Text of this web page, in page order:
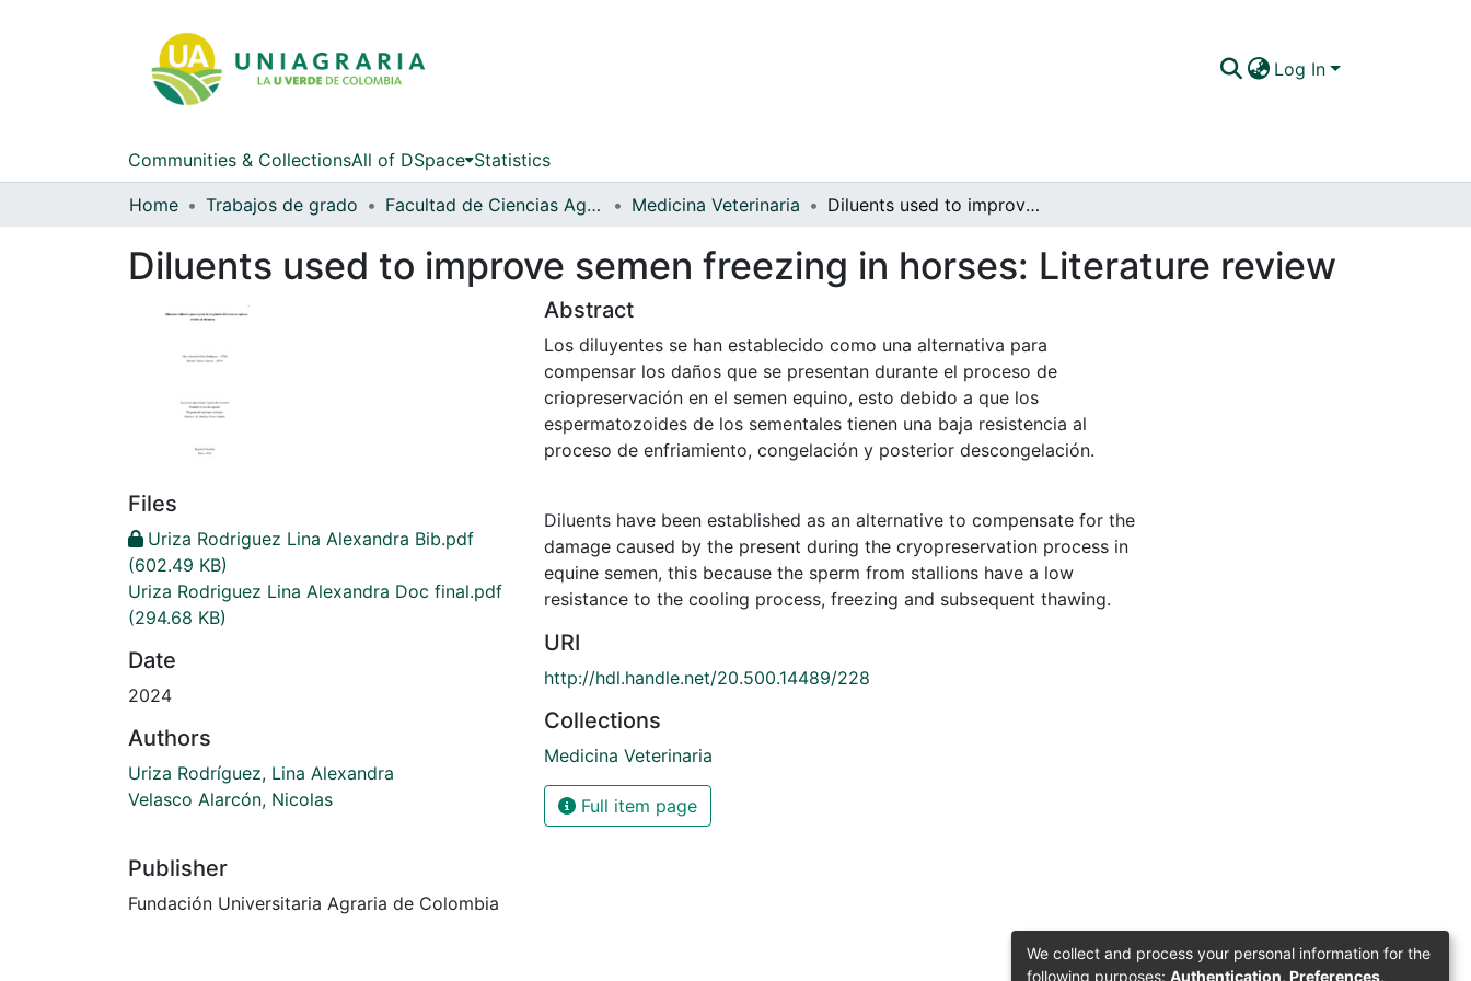
Log In
Communities & CollectionsAll of DSpace Statistics
Home Trabajos de grado Facultad de Ciencias Agrarias Medicina Veterinaria Diluents used to improve semen freezing in horses: Literature review
Diluents used to improve semen freezing in horses: Literature review
Files
Uriza Rodriguez Lina Alexandra Bib.pdf
(602.49 KB)
Uriza Rodriguez Lina Alexandra Doc final.pdf
(294.68 KB)
Date
2024
Authors
Uriza Rodríguez, Lina Alexandra
Velasco Alarcón, Nicolas
Publisher
Fundación Universitaria Agraria de Colombia
Abstract
Los diluyentes se han establecido como una alternativa para
compensar los daños que se presentan durante el proceso de
criopreservación en el semen equino, esto debido a que los
espermatozoides de los sementales tienen una baja resistencia al
proceso de enfriamiento, congelación y posterior descongelación.
Diluents have been established as an alternative to compensate for the
damage caused by the present during the cryopreservation process in
equine semen, this because the sperm from stallions have a low
resistance to the cooling process, freezing and subsequent thawing.
URI
http://hdl.handle.net/20.500.14489/228
Collections
Medicina Veterinaria
Full item page
We collect and process your personal information for the
following purposes: Authentication, Preferences,